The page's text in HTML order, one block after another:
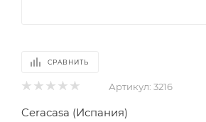
СРАВНИТЬ
Артикул: 3216
Ceracasa (Испания)